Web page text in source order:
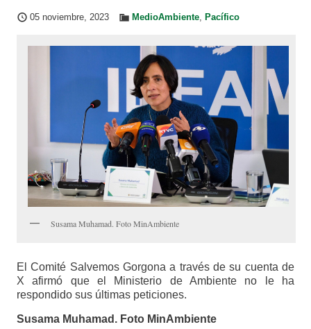
05 noviembre, 2023 MedioAmbiente, Pacífico
Susama Muhamad. Foto MinAmbiente
El Comité Salvemos Gorgona a través de su cuenta de
X afirmó que el Ministerio de Ambiente no le ha
respondido sus últimas peticiones.
Susama Muhamad. Foto MinAmbiente